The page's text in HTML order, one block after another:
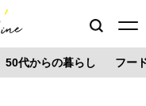
50代からの暮らし フー